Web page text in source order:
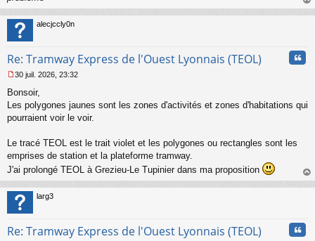
au
alecjccly0n
Re: Tramway Express de l'Ouest Lyonnais (TEOL)
e
s
e
n
o
l
u
30 juil. 2026, 23:32
Bonsoir,
Les polygones jaunes sont les zones d'activités et zones d'habitations qui
pourraient voir le voir.
Le tracé TEOL est le trait violet et les polygones ou rectangles sont les
emprises de station et la plateforme tramway.
J'ai prolongé TEOL à Grezieu-Le Tupinier dans ma proposition
au
larg3
Re: Tramway Express de l'Ouest Lyonnais (TEOL)